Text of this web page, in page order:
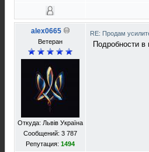
alex0665
Ветеран
Откуда: Львів Україна
Сообщений: 3 787
Репутация: 1494
RE: Продам
Подробности